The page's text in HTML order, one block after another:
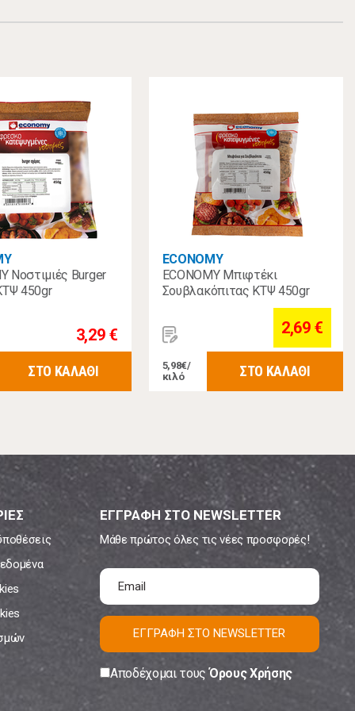
Νοστιμιές Burger
450gr
3,29 €
ΣΤΟ ΚΑΛΑΘΙ
ECONOMY
ECONOMY Μπιφτέκι
Σουβλακόπιτας ΚΤΨ 450gr
2,69 €
5,98€/
κιλό
ΣΤΟ ΚΑΛΑΘΙ
ΕΓΓΡΑΦΗ ΣΤΟ NEWSLETTER
Μάθε πρώτος όλες τις νέες προσφορές!
ΕΓΓΡΑΦΗ ΣΤΟ NEWSLETTER
Αποδέχομαι τουςΌρους Χρήσης